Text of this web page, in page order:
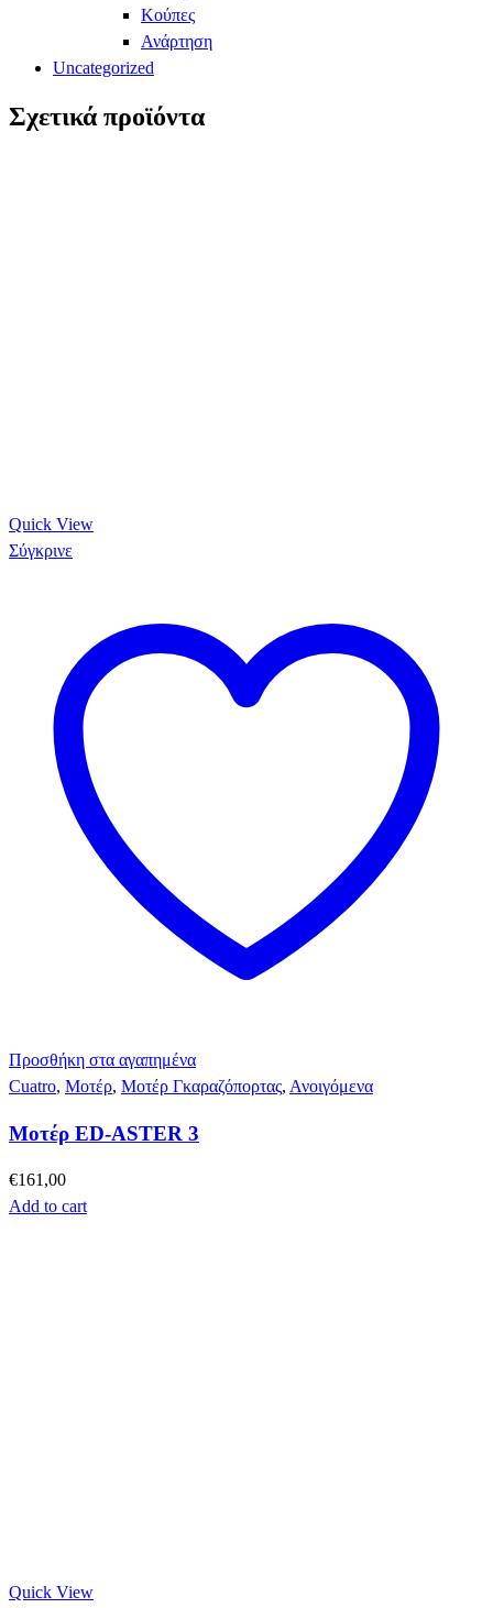
Κούπες
Ανάρτηση
Uncategorized
Σχετικά προϊόντα
Quick View
Σύγκρινε
Προσθήκη στα αγαπημένα
Cuatro, Μοτέρ, Μοτέρ Γκαραζόπορτας, Ανοιγόμενα
Μοτέρ ED-ASTER 3
€161,00
Add to cart
Quick View